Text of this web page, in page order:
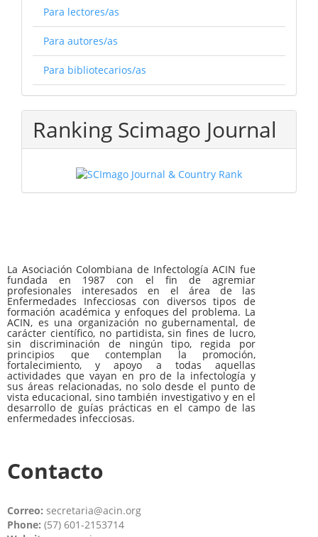
Para lectores/as
Para autores/as
Para bibliotecarios/as
Ranking Scimago Journal
La Asociación Colombiana de Infectología ACIN fue
fundada en 1987 con el fin de agremiar
profesionales interesados en el área de las
Enfermedades Infecciosas con diversos tipos de
formación académica y enfoques del problema. La
ACIN, es una organización no gubernamental, de
carácter científico, no partidista, sin fines de lucro,
sin discriminación de ningún tipo, regida por
principios que contemplan la promoción,
fortalecimiento, y apoyo a todas aquellas
actividades que vayan en pro de la infectología y
sus áreas relacionadas, no solo desde el punto de
vista educacional, sino también investigativo y en el
desarrollo de guías prácticas en el campo de las
enfermedades infecciosas.
Contacto
Correo: secretaria@acin.org
Phone: (57) 601-2153714